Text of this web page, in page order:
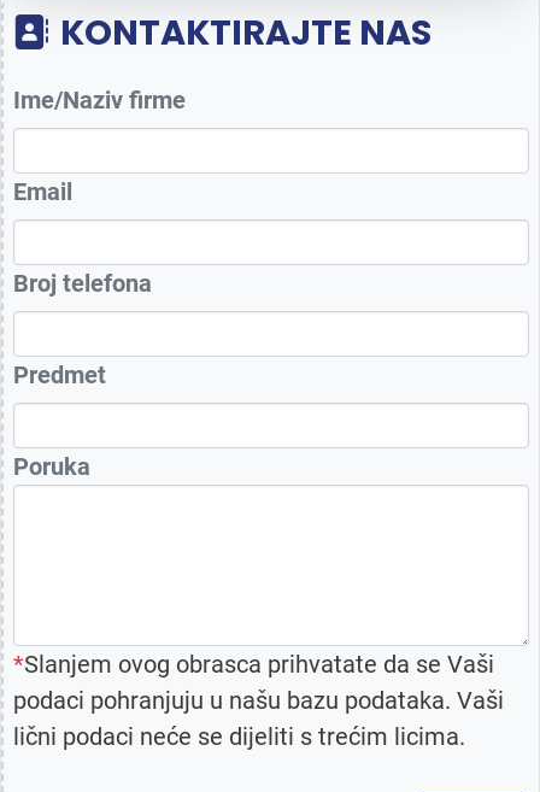
KONTAKTIRAJTE NAS
Ime/Naziv firme
Email
Broj telefona
Predmet
Poruka
*Slanjem ovog obrasca prihvatate da se Vaši
podaci pohranjuju u našu bazu podataka. Vaši
lični podaci neće se dijeliti s trećim licima.